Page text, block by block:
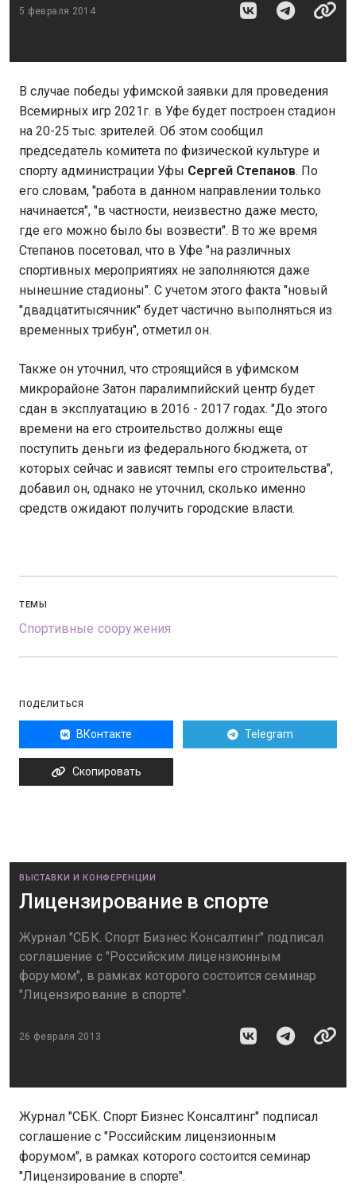
5 февраля 2014
В случае победы уфимской заявки для проведения
Всемирных игр 2021г. в Уфе будет построен стадион
на 20-25 тыс. зрителей. Об этом сообщил
председатель комитета по физической культуре и
спорту администрации Уфы Сергей Степанов. По
его словам, "работа в данном направлении только
начинается", "в частности, неизвестно даже место,
где его можно было бы возвести". В то же время
Степанов посетовал, что в Уфе "на различных
спортивных мероприятиях не заполняются даже
нынешние стадионы". С учетом этого факта "новый
"двадцатитысячник" будет частично выполняться из
временных трибун", отметил он.
Также он уточнил, что строящийся в уфимском
микрорайоне Затон паралимпийский центр будет
сдан в эксплуатацию в 2016 - 2017 годах. "До этого
времени на его строительство должны еще
поступить деньги из федерального бюджета, от
которых сейчас и зависят темпы его строительства",
добавил он, однако не уточнил, сколько именно
средств ожидают получить городские власти.
ТЕМЫ
Спортивные сооружения
ПОДЕЛИТЬСЯ
ВКонтакте Telegram
Скопировать
ВЫСТАВКИ И КОНФЕРЕНЦИИ
Лицензирование в спорте
Журнал "СБК. Спорт Бизнес Консалтинг" подписал
соглашение с "Российским лицензионным
форумом", в рамках которого состоится семинар
"Лицензирование в спорте".
26 февраля 2013
Журнал "СБК. Спорт Бизнес Консалтинг" подписал
соглашение с "Российским лицензионным
форумом", в рамках которого состоится семинар
"Лицензирование в спорте".